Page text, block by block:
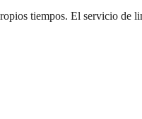
tiempos. El servicio de